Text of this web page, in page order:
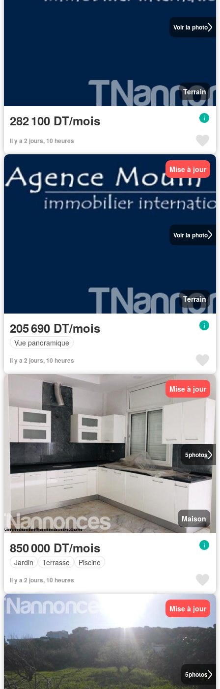
Voir la photo
Terrain
282 100 DT/mois
Il y a 2 jours, 10 heures
Voir la photo
Mise à jour
Terrain
205 690 DT/mois
Vue panoramique
Il y a 2 jours, 10 heures
5photos
Mise à jour
Maison
850 000 DT/mois
Jardin Terrasse Piscine
Il y a 2 jours, 10 heures
5photos
Mise à jour